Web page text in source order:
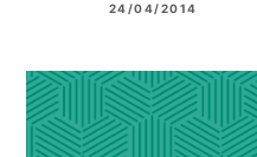
24/04/2014